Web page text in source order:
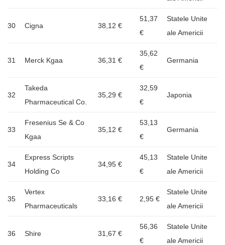
30 Cigna 38,12 €
51,37
€
Statele Unite
ale Americii
31 Merck Kgaa 36,31 €
35,62
€
Germania
32
Takeda
Pharmaceutical Co.
35,29 €
32,59
€
Japonia
33
Fresenius Se & Co
Kgaa
35,12 €
53,13
€
Germania
34
Express Scripts
Holding Co
34,95 €
45,13
€
Statele Unite
ale Americii
35
Vertex
Pharmaceuticals
33,16 € 2,95 €
Statele Unite
ale Americii
36 Shire 31,67 €
56,36
€
Statele Unite
ale Americii